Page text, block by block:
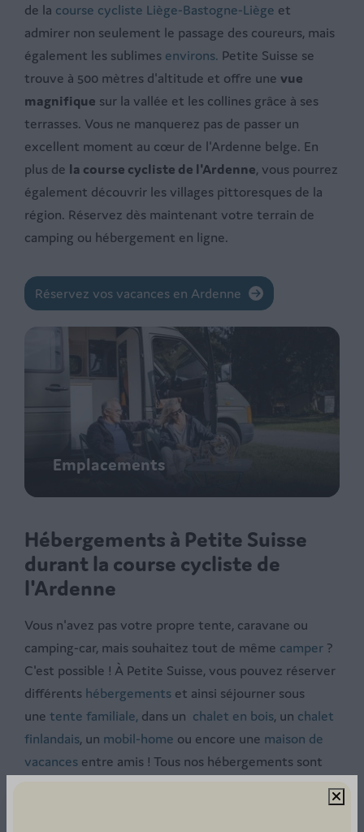
de la course cycliste Liège-Bastogne-Liège et
admirer non seulement le passage des coureurs, mais
également les sublimes environs. Petite Suisse se
trouve à 500 mètres d'altitude et offre unevue
magnifique sur la vallée et les collines grâce à ses
terrasses. Vous ne manquerez pas de passer un
excellent moment au cœur de l'Ardenne belge. En
plus de la course cycliste de l'Ardenne, vous pourrez
également découvrir les villages pittoresques de la
région. Réservez dès maintenant votre terrain de
camping ou hébergement en ligne.
Réservez vos vacances en Ardenne
Emplacements
Hébergements à Petite Suisse
durant la course cycliste de
l'Ardenne
Vous n'avez pas votre propre tente, caravane ou
camping-car, mais souhaitez tout de même camper ?
C'est possible ! À Petite Suisse, vous pouvez réserver
différents hébergements et ainsi séjourner sous
unetente familiale, dans un chalet en bois, un chalet
finlandais, un mobil-home ou encore une maison de
vacances entre amis ! Tous nos hébergements sont